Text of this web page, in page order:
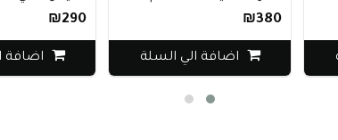
₪380
اضافة الي السلة
₪290
اضافة